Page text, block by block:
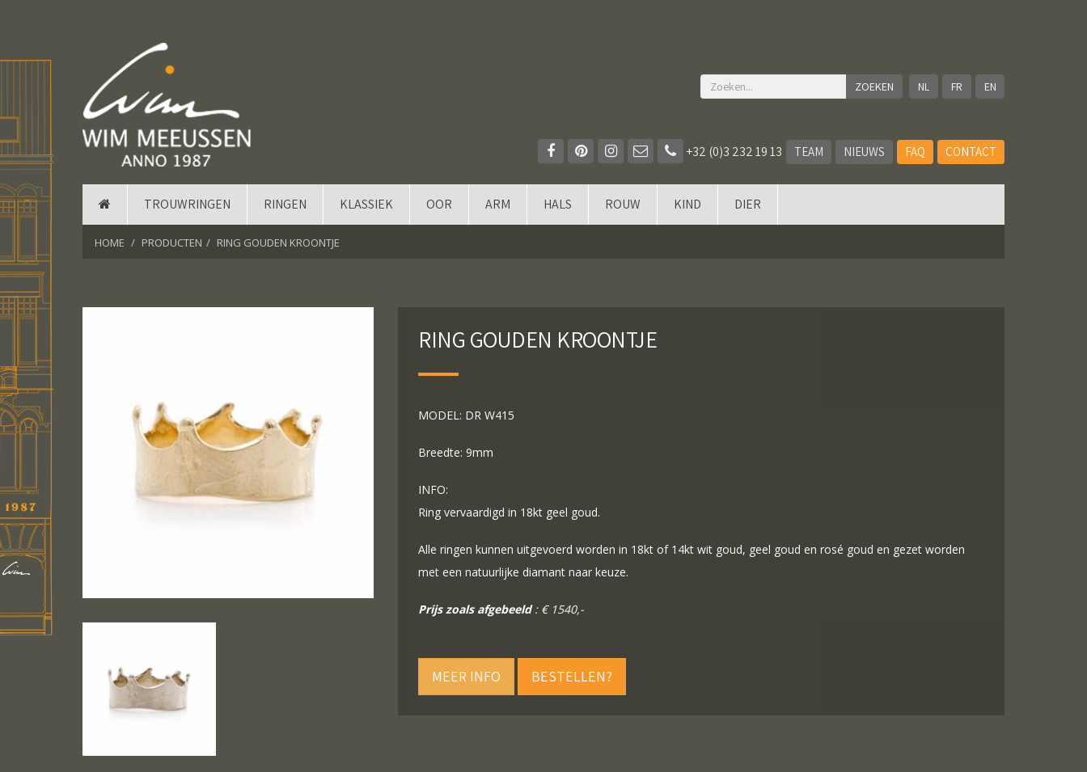
NL FR EN
+32 (0)3 232 19 13 TEAM NIEUWS FAQ CONTACT
TROUWRINGEN RINGEN KLASSIEK OOR ARM HALS ROUW KIND DIER
HOME PRODUCTEN RING GOUDEN KROONTJE
RING GOUDEN KROONTJE
MODEL: DR W415
Breedte: 9mm
INFO:
Ring vervaardigd in 18kt geel goud.
Alle ringen kunnen uitgevoerd worden in 18kt of 14kt wit goud, geel goud en rosé goud en gezet worden
met een natuurlijke diamant naar keuze.
Prijs zoals afgebeeld: € 1540,-
MEER INFO BESTELLEN?